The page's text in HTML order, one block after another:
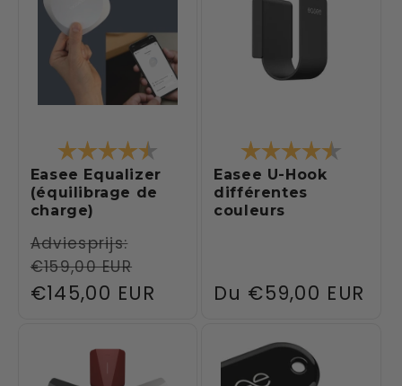
Note: 4.3 sur 5 étoiles
Easee Equalizer
(équilibrage de
charge)
Prix
habituel
Adviesprijs:
€159,00 EUR
Prix
€145,00 EUR
Note:
Easee U-Hook
différentes
couleurs
Prix
Du €59,00 EUR